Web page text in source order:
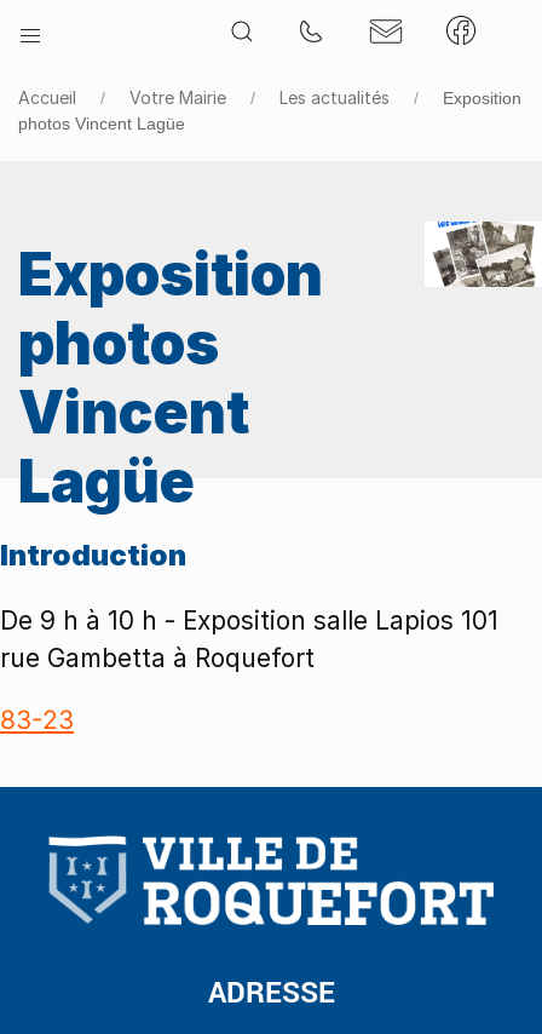
Accueil Votre Mairie Les actualités
Exposition
photos Vincent Lagüe
Exposition
photos
Vincent
Lagüe
Introduction
De 9 h à 10 h - Exposition salle Lapios 101
rue Gambetta à Roquefort
83-23
ADRESSE